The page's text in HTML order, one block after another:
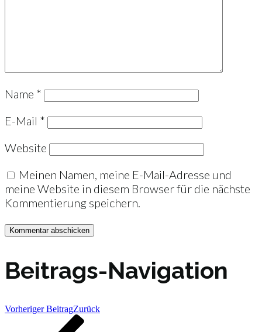
Name *
E-Mail *
Website
Meinen Namen, meine E-Mail-Adresse und
meine Website in diesem Browser für die nächste
Kommentierung speichern.
Beitrags-Navigation
Vorheriger BeitragZurück